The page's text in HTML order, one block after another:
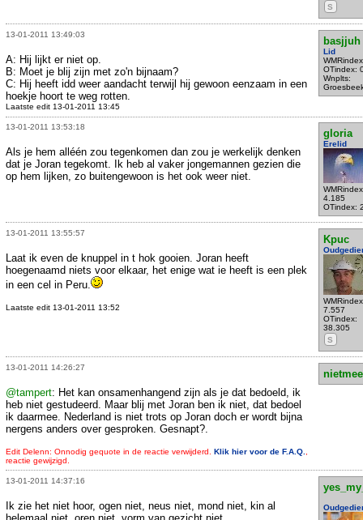
S
13-01-2011 13:49:03
basjjuh
Lid
OTindex:
Wnplts:
A: Hij lijkt er niet op.
B: Moet je blij zijn met zo'n bijnaam?
C: Hij heeft idd weer aandacht terwijl hij gewoon eenzaam in een
hoekje hoort te weg rotten.
Laatste edit 13-01-2011 13:45
13-01-2011 13:53:18
gloria
Erelid
4.185
OTindex:
Als je hem alléén zou tegenkomen dan zou je werkelijk denken
dat je Joran tegekomt. Ik heb al vaker jongemannen gezien die
op hem lijken, zo buitengewoon is het ook weer niet.
13-01-2011 13:55:57
Kpuc
7.557
OTindex:
38.305
S
Laat ik even de knuppel in t hok gooien. Joran heeft
hoegenaamd niets voor elkaar, het enige wat ie heeft is een plek
in een cel in Peru.
Laatste edit 13-01-2011 13:52
13-01-2011 14:26:27
@tampert: Het kan onsamenhangend zijn als je dat bedoeld, ik
heb niet gestudeerd. Maar blij met Joran ben ik niet, dat bedoel
ik daarmee. Nederland is niet trots op Joran doch er wordt bijna
nergens anders over gesproken. Gesnapt?.
Edit Delenn: Onnodig gequote in de reactie verwijderd. Klik hier voor de F.A.Q.
reactie gewijzigd.
13-01-2011 14:37:16
Ik zie het niet hoor, ogen niet, neus niet, mond niet, kin al